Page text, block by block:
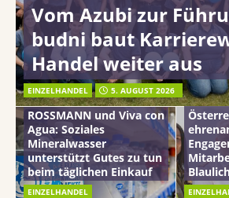
Vom Azubi zur
budni baut
Handel weiter aus
EINZELHANDEL 5. AUGUST 2026
ROSSMANN und Viva con
Agua: Soziales
Mineralwasser
unterstützt Gutes zu tun
beim täglichen Einkauf
EINZELHANDEL
mehr